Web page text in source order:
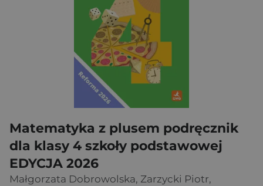
Matematyka z plusem podręcznik
dla klasy 4 szkoły podstawowej
EDYCJA 2026
Małgorzata Dobrowolska, Zarzycki Piotr,